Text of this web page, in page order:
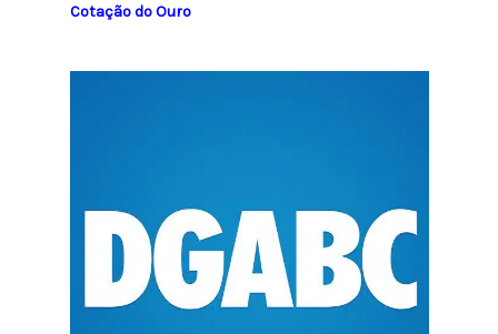
Cotação do Ouro